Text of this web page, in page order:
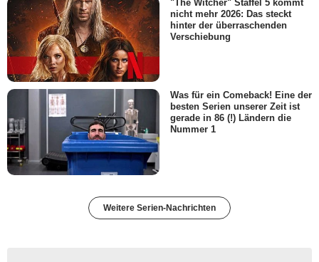
"The Witcher" Staffel 5 kommt
nicht mehr 2026: Das steckt
hinter der überraschenden
Verschiebung
Was für ein Comeback! Eine der
besten Serien unserer Zeit ist
gerade in 86 (!) Ländern die
Nummer 1
Weitere Serien-Nachrichten